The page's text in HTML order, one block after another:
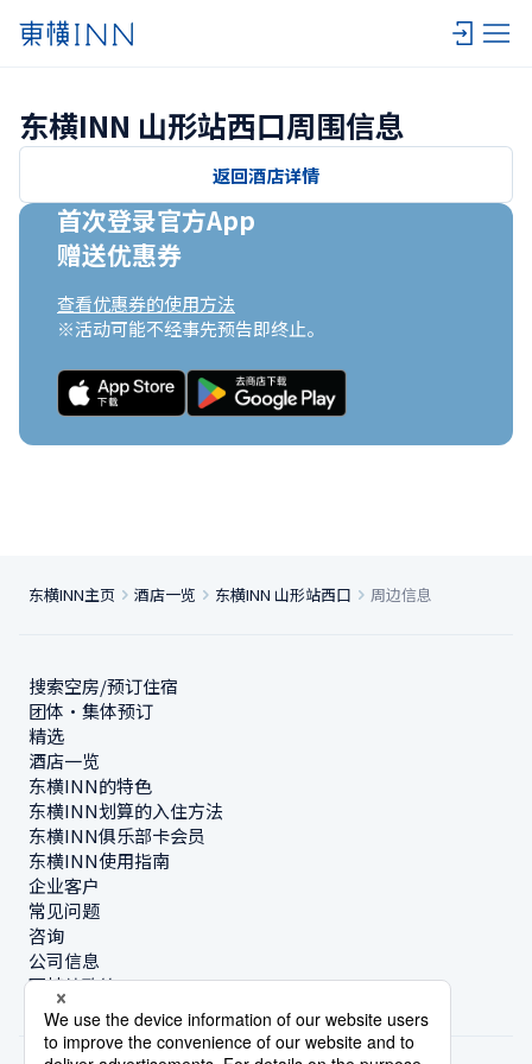
东横INN 山形站西口周围信息
返回酒店详情
首次登录官方App
赠送优惠券
查看优惠券的使用方法
※活动可能不经事先预告即终止。
东横INN主页 酒店一览 东横INN 山形站西口 周边信息
搜索空房/预订住宿
团体・集体预订
精选
酒店一览
东横INN的特色
东横INN划算的入住方法
东横INN俱乐部卡会员
东横INN使用指南
企业客户
常见问题
咨询
公司信息
可持续政策